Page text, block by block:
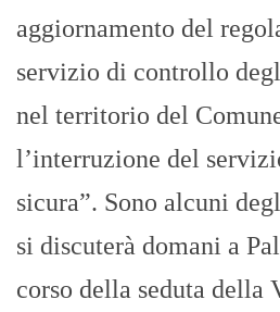
aggiornamento del
servizio di controllo
nel territorio del
l’interruzione del
sicura”. Sono alcuni
si discuterà domani a
corso della seduta della